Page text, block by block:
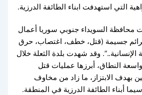
التي استهدفت ابناء الطائفة الدرزية.
2025 شهدت محافظة السويداء جنوبي سوريا أعمال
جسيمة (قتل، خطف، اغتصاب، حرق
الإنسانية..”. وقد شهدت بلدة الثعلة خلال
النطاق، أبرزها عمليات قتل
بهدف الابتزاز، ما زاد من مخاوف
أبناء الطائفة الدرزية في المنطقة.